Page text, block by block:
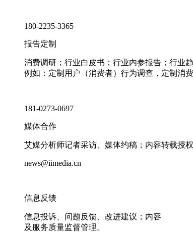
180-2235-3365
报告定制
消费调研；行业白皮书；行业内参报告；行业
例如：定制用户（消费者）行为调查，定制消
181-0273-0697
媒体合作
艾媒分析师记者采访、媒体约稿；内容转载授
news@iimedia.cn
信息反馈
信息投诉、问题反馈、改进建议；内容
及服务质量监督管理。